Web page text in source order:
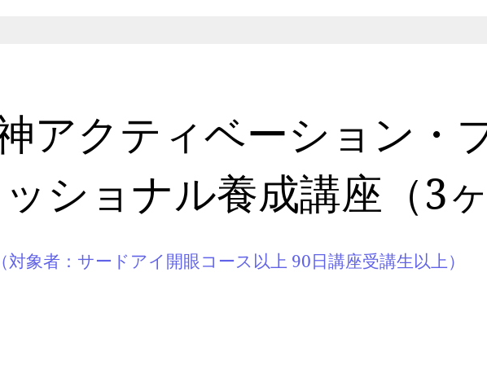
アクティベーション・
ッショナル養成講座（3
（対象者：サードアイ開眼コース以上 90日講座受講生以上）